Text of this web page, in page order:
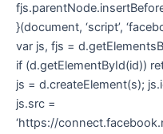
}(document, ‘script’,
var js, fjs =
if (d.getElementById(id))
js = d.createElement(s);
js.src =
‘https://